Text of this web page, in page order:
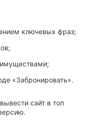
ключевых фраз;
«Забронировать».
сайт в топ